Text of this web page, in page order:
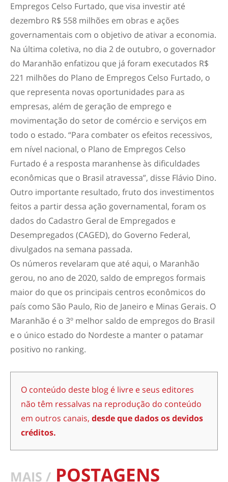
Empregos Celso Furtado, que visa investir até
dezembro R$ 558 milhões em obras e ações
governamentais com o objetivo de ativar a economia.
Na última coletiva, no dia 2 de outubro, o governador
do Maranhão enfatizou que já foram executados R$
221 milhões do Plano de Empregos Celso Furtado, o
que representa novas oportunidades para as
empresas, além de geração de emprego e
movimentação do setor de comércio e serviços em
todo o estado. “Para combater os efeitos recessivos,
em nível nacional, o Plano de Empregos Celso
Furtado é a resposta maranhense às dificuldades
econômicas que o Brasil atravessa”, disse Flávio Dino.
Outro importante resultado, fruto dos investimentos
feitos a partir dessa ação governamental, foram os
dados do Cadastro Geral de Empregados e
Desempregados (CAGED), do Governo Federal,
divulgados na semana passada.
Os números revelaram que até aqui, o Maranhão
gerou, no ano de 2020, saldo de empregos formais
maior do que os principais centros econômicos do
país como São Paulo, Rio de Janeiro e Minas Gerais. O
Maranhão é o 3º melhor saldo de empregos do Brasil
e o único estado do Nordeste a manter o patamar
positivo no ranking.
O conteúdo deste blog é livre e seus editores
não têm ressalvas na reprodução do conteúdo
em outros canais, desde que dados os devidos
créditos.
MAIS / POSTAGENS